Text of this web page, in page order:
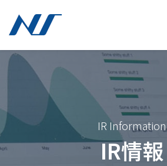
IR Information
IR情報